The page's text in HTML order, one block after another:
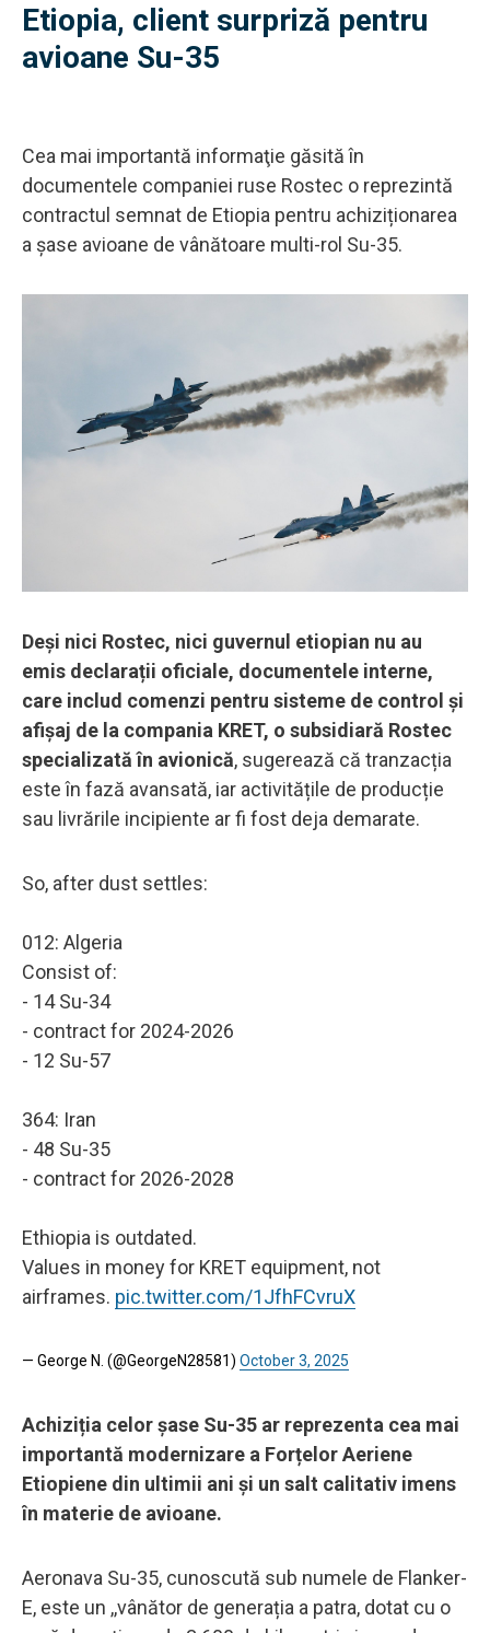
Etiopia, client surpriză pentru
avioane Su-35
Cea mai importantă informaţie găsită în
documentele companiei ruse Rostec o reprezintă
contractul semnat de Etiopia pentru achiziționarea
a șase avioane de vânătoare multi-rol Su-35.
Deși nici Rostec, nici guvernul etiopian nu au
emis declarații oficiale, documentele interne,
care includ comenzi pentru sisteme de control și
afișaj de la compania KRET, o subsidiară Rostec
specializată în avionică, sugerează că tranzacția
este în fază avansată, iar activitățile de producție
sau livrările incipiente ar fi fost deja demarate.
So, after dust settles:
012: Algeria
Consist of:
- 14 Su-34
- contract for 2024-2026
- 12 Su-57
364: Iran
- 48 Su-35
- contract for 2026-2028
Ethiopia is outdated.
Values in money for KRET equipment, not
airframes. pic.twitter.com/1JfhFCvruX
— George N. (@GeorgeN28581) October 3, 2025
Achiziția celor șase Su-35 ar reprezenta cea mai
importantă modernizare a Forțelor Aeriene
Etiopiene din ultimii ani și un salt calitativ imens
în materie de avioane.
Aeronava Su-35, cunoscută sub numele de Flanker-
E, este un ,,vânător de generația a patra, dotat cu o